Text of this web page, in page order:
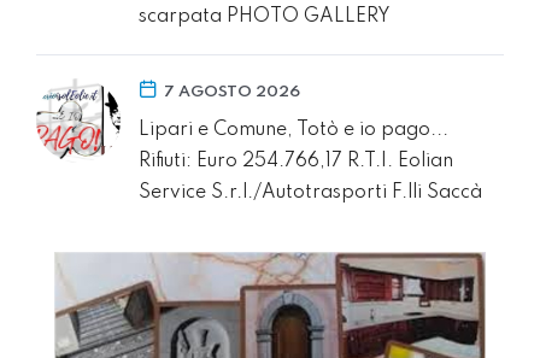
scarpata PHOTO GALLERY
7 AGOSTO 2026
Lipari e Comune, Totò e io pago...
Rifiuti: Euro 254.766,17 R.T.I. Eolian
Service S.r.l./Autotrasporti F.lli Saccà